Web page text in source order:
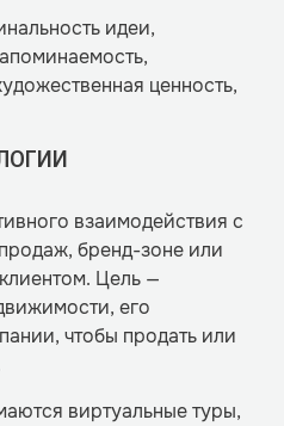
идеи,
ценность,
взаимодействия с
бренд-зоне или
Цель —
его
чтобы продать или
виртуальные туры,